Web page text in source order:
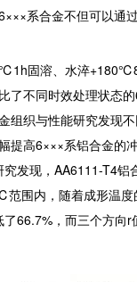
系合金不但可以通
固溶、水淬+180℃8h
了不同时效处理状态
组织与性能研究发现
提高6×××系铝合金
发现，AA6111-T4
围内，随着成形温度
66.7%，而三个方向r